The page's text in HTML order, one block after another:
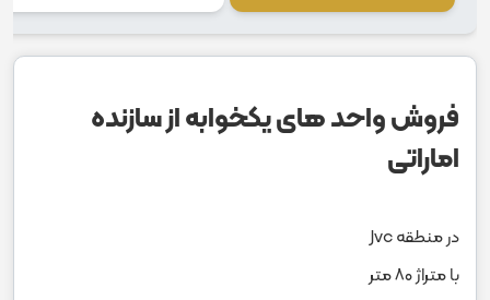
فروش واحد های یکخوابه از سازنده
اماراتی
در منطقه Jvc
با متراژ ۸۰ متر